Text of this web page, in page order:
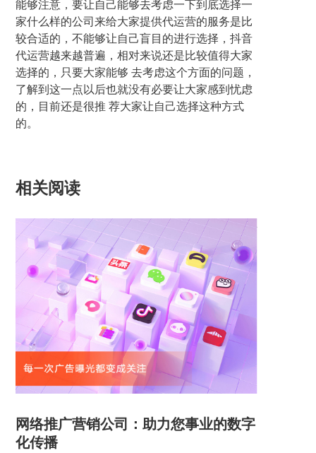
能够注意，要让自己能够去考虑一下到底选择一
家什么样的公司来给大家提供代运营的服务是比
较合适的，不能够让自己盲目的进行选择，抖音
代运营越来越普遍，相对来说还是比较值得大家
选择的，只要大家能够 去考虑这个方面的问题，
了解到这一点以后也就没有必要让大家感到忧虑
的，目前还是很推 荐大家让自己选择这种方式
的。
相关阅读
网络推广营销公司：助力您事业的数字
化传播